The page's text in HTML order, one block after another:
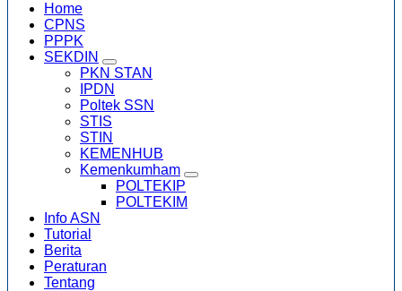
Home
CPNS
PPPK
SEKDIN
PKN STAN
IPDN
Poltek SSN
STIS
STIN
KEMENHUB
Kemenkumham
POLTEKIP
POLTEKIM
Info ASN
Tutorial
Berita
Peraturan
Tentang